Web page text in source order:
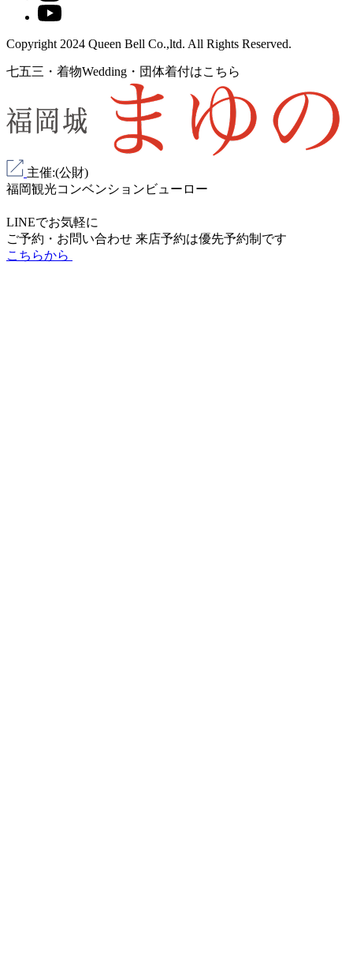
Copyright 2024 Queen Bell Co.,ltd. All Rights Reserved.
七五三・着物Wedding・団体着付はこちら
主催:(公財)
福岡観光コンベンションビューロー
LINEでお気軽に
ご予約・お問い合わせ 来店予約は優先予約制 です
こちらから